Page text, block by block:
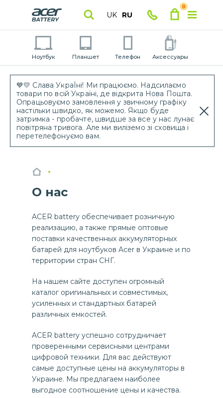
💙💛 Слава УкраЇні! Ми працюємо. Надсилаємо
товари по всій Україні, де відкрита Нова Пошта.
Опрацьовуємо замовлення у звичному графіку
настільки швидко, як можемо. Якщо буде
затримка - пробачте, швидше за все у нас лунає
повітряна тривога. Але ми виліземо зі сховища і
перетелефонуємо вам.
UK RU
0
Ноутбук Планшет Телефон Аксессуары
О нас
ACER battery обеспечивает розничную
реализацию, а также прямые оптовые
поставки качественных аккумуляторных
батарей для ноутбуков Acer в Украине и по
территории стран СНГ.
На нашем сайте доступен огромный
каталог оригинальных и совместимых,
усиленных и стандартных батарей
различных емкостей.
ACER battery успешно сотрудничает
проверенными сервисными центрами
цифровой техники. Для вас действуют
самые доступные цены на аккумуляторы в
Украине. Мы предлагаем наиболее
выгодное соотношение цены и качества.